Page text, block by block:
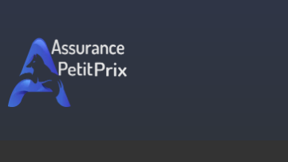
contenu